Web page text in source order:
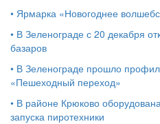
• Ярмарка «Новогоднее
• В Зеленограде с 20 декабря
базаров
• В Зеленограде прошло
«Пешеходный переход»
• В районе Крюково
запуска пиротехники